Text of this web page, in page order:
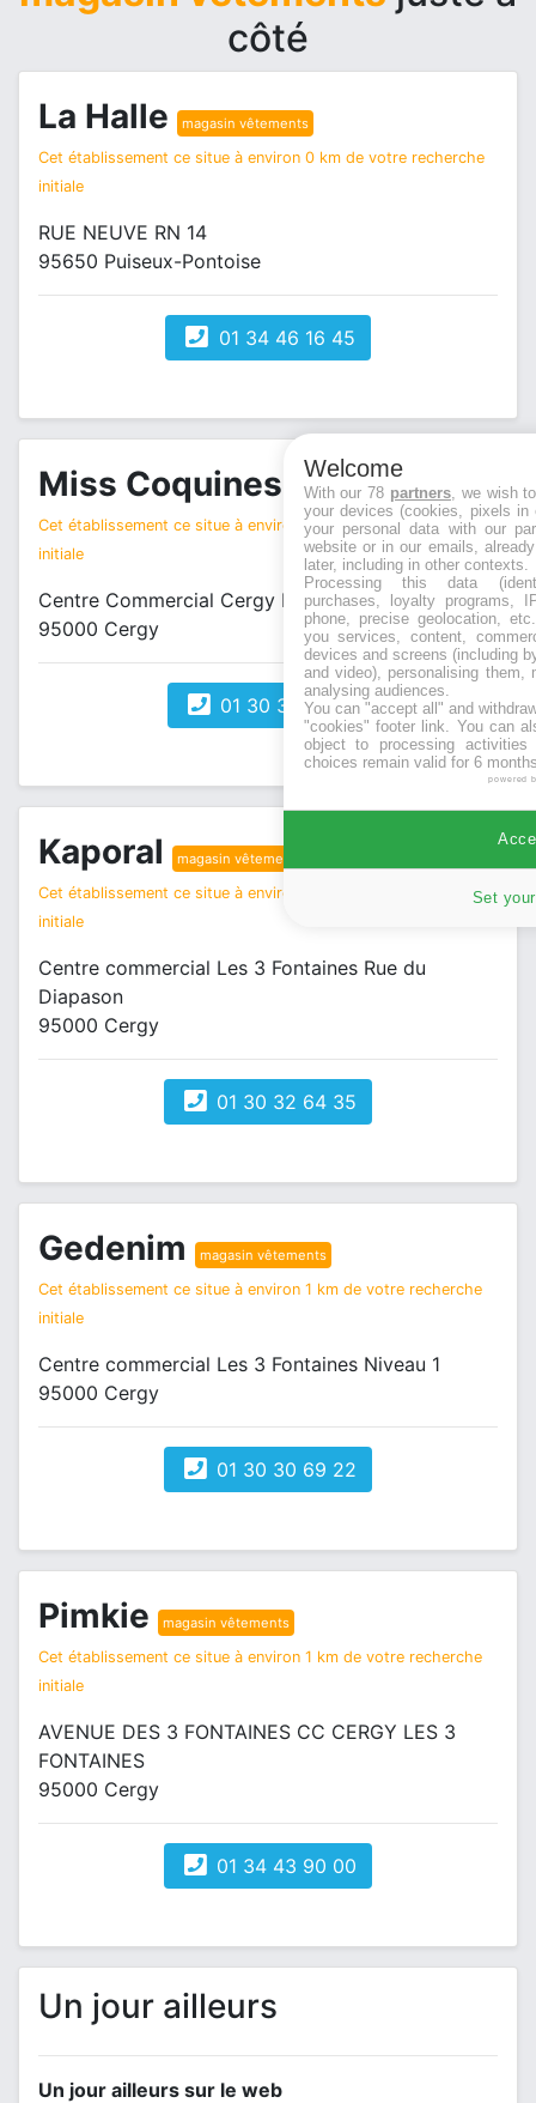
côté
La Halle magasin vêtements
Cet établissement ce situe à environ 0 km de votre recherche
initiale
RUE NEUVE RN 14
95650 Puiseux-Pontoise
01 34 46 16 45
Miss Coquines magasin vêtements
Cet établissement ce situe à environ 1 km de votre recherche
initiale
Centre Commercial Cergy III Fontaines
95000 Cergy
01 30 30 41 81
Kaporal magasin vêtements
Cet établissement ce situe à environ 1 km de votre recherche
initiale
Centre commercial Les 3 Fontaines Rue du
Diapason
95000 Cergy
01 30 32 64 35
Gedenim magasin vêtements
Cet établissement ce situe à environ 1 km de votre recherche
initiale
Centre commercial Les 3 Fontaines Niveau 1
95000 Cergy
01 30 30 69 22
Pimkie magasin vêtements
Cet établissement ce situe à environ 1 km de votre recherche
initiale
AVENUE DES 3 FONTAINES CC CERGY LES 3
FONTAINES
95000 Cergy
01 34 43 90 00
Un jour ailleurs
Un jour ailleurs sur le web
Welcome
With our 78 partners, we wish
your devices (cookies, pixels
your personal data with our
website or in our emails,
later, including in other contexts.
Processing this data
purchases, loyalty programs,
phone, precise geolocation,
you services, content,
devices and screens (including
and video), personalising them,
analysing audiences.
You can "accept all" and
"cookies" footer link . You can
object to processing
choices remain valid for 6
powered
Set